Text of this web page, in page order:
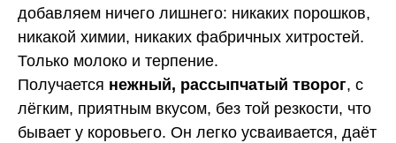
добавляем ничего лишнего: никаких порошков,
никакой химии, никаких фабричных хитростей.
Только молоко и терпение.
Получается нежный, рассыпчатый творог, с
лёгким, приятным вкусом, без той резкости, что
бывает у коровьего. Он легко усваивается, даёт